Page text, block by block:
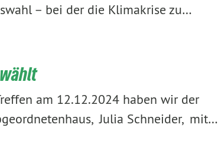
– bei der die Klimakrise zu…
am 12.12.2024 haben wir der
Julia Schneider, mit…